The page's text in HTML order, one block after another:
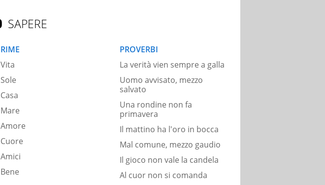
SAPERE
RIME
Vita
Sole
Casa
Mare
Amore
Cuore
Amici
Bene
PROVERBI
La verità vien sempre a galla
Uomo avvisato, mezzo
salvato
Una rondine non fa
primavera
Il mattino ha l'oro in bocca
Mal comune, mezzo gaudio
Il gioco non vale la candela
Al cuor non si comanda